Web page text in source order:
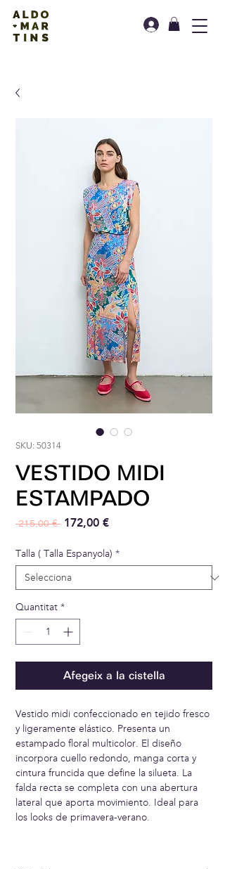
SKU: 50314
VESTIDO MIDI
ESTAMPADO
215,00 € Preu normal
172,00 €Preu d'oferta
Talla ( Talla Espanyola) *
Quantitat *
Afegeix a la cistella
Vestido midi confeccionado en tejido fresco
y ligeramente elástico. Presenta un
estampado floral multicolor. El diseño
incorpora cuello redondo, manga corta y
cintura fruncida que define la silueta. La
falda recta se completa con una abertura
lateral que aporta movimiento. Ideal para
los looks de primavera-verano.